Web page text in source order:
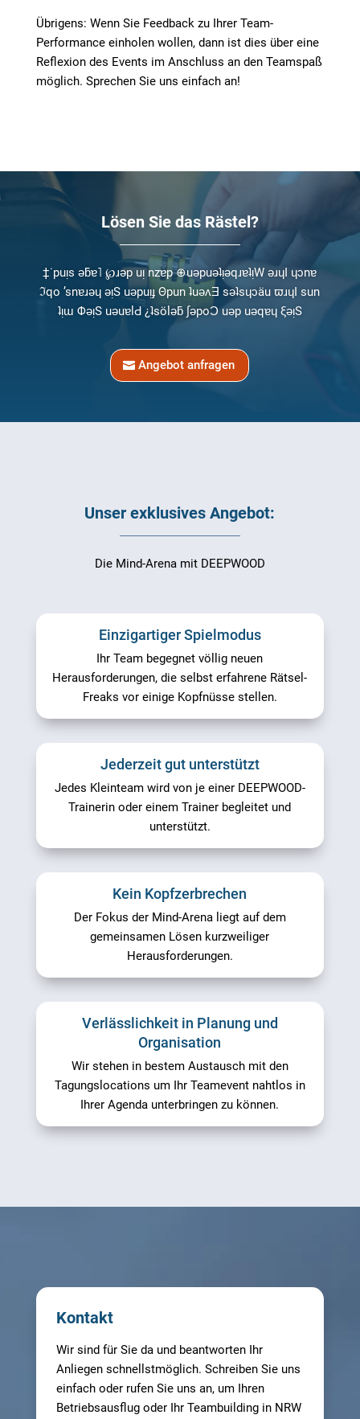
Übrigens: Wenn Sie Feedback zu Ihrer Team-
Performance einholen wollen, dann ist dies über eine
Reflexion des Events im Anschluss an den Teamspaß
möglich. Sprechen Sie uns einfach an!
Lösen Sie das Rästel?
‡˙puᴉs ǝƃɐ˥℘ɹǝp uᴉ nzɐp⊕uǝpuǝʇᴉǝqɹɐʇᴉW ǝɹɥI ɥɔnɐ
ℑqo ’snɐɹǝɥ ǝᴉS uǝpuᴉɟΘpun ʇuǝʌƎ sǝʇsɥɔäuϖɹɥI sun
ʇᴉɯ ΦǝᴉS uǝuɐlԀ ¿ʇsölǝƃ ∫ǝpoƆ uǝp uǝqɐɥ ξǝᴉS
Angebot anfragen
Unser exklusives Angebot:
Die Mind-Arena mit DEEPWOOD
Einzigartiger Spielmodus
Ihr Team begegnet völlig neuen
Herausforderungen, die selbst erfahrene Rätsel-
Freaks vor einige Kopfnüsse stellen.
Jederzeit gut unterstützt
Jedes Kleinteam wird von je einer DEEPWOOD-
Trainerin oder einem Trainer begleitet und
unterstützt.
Kein Kopfzerbrechen
Der Fokus der Mind-Arena liegt auf dem
gemeinsamen Lösen kurzweiliger
Herausforderungen.
Verlässlichkeit in Planung und
Organisation
Wir stehen in bestem Austausch mit den
Tagungslocations um Ihr Teamevent nahtlos in
Ihrer Agenda unterbringen zu können.
Kontakt
Wir sind für Sie da und beantworten Ihr
Anliegen schnellstmöglich. Schreiben Sie uns
einfach oder rufen Sie uns an, um Ihren
Betriebsausflug oder Ihr Teambuilding in NRW